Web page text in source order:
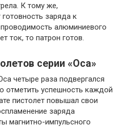
К тому же,
заряда к
алюминиевого
ток, то патрон готов.
серии «Оса»
четыре раза подвергался
отметить успешность каждой
пистолет повышал свои
заряда
магнитно-импульсного